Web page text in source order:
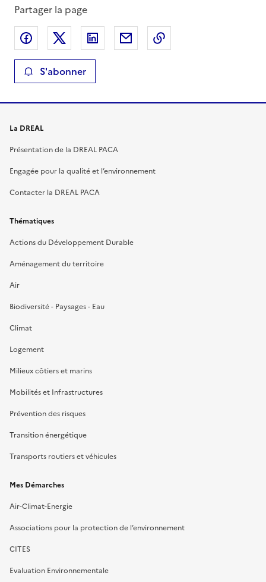
Partager la page
Partager sur Facebook
Partager sur XPartager sur LinkedIn
Partager par email
S'abonner
La DREAL
Présentation de la DREAL PACA
Engagée pour la qualité et l’environnement
Contacter la DREAL PACA
Thématiques
Actions du Développement Durable
Aménagement du territoire
Air
Biodiversité - Paysages - Eau
Climat
Logement
Milieux côtiers et marins
Mobilités et Infrastructures
Prévention des risques
Transition énergétique
Transports routiers et véhicules
Mes Démarches
Air-Climat-Energie
Associations pour la protection de l’environnement
CITES
Evaluation Environnementale